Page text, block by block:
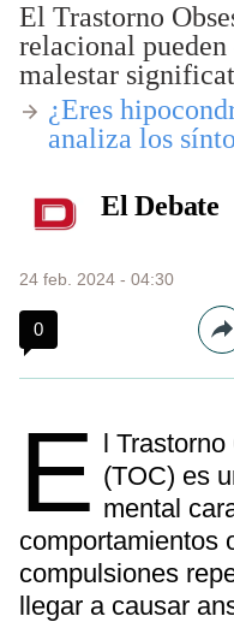
El Trastorno
relacional pueden
malestar
​¿Eres
analiza los
El Debate
24 feb. 2024 - 04:30
0
E l
(TOC) es
mental
comportamientos
compulsiones
llegar a causar